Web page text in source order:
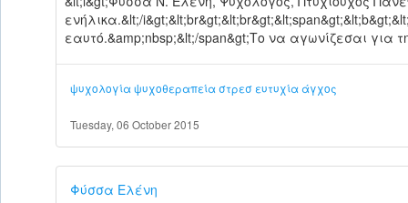
ενήλικα.&lt;/
εαυτό.&amp;nbsp;&lt;/span&gt;Το να αγωνίζεσαι
ψυχολογίαψυχοθεραπείαστρεσ ευτυχίαάγχος
Tuesday, 06 October 2015
Φύσσα Ελένη